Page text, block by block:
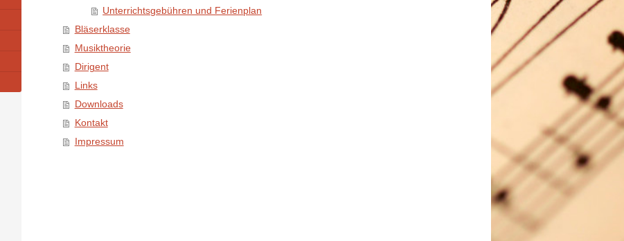
Unterrichtsgebühren und Ferienplan
Bläserklasse
Musiktheorie
Dirigent
Links
Downloads
Kontakt
Impressum